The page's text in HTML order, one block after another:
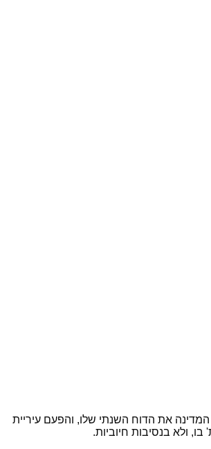
את הדוח השנתי שלו, והפעם עיריית
ולא בנסיבות חיוביות.